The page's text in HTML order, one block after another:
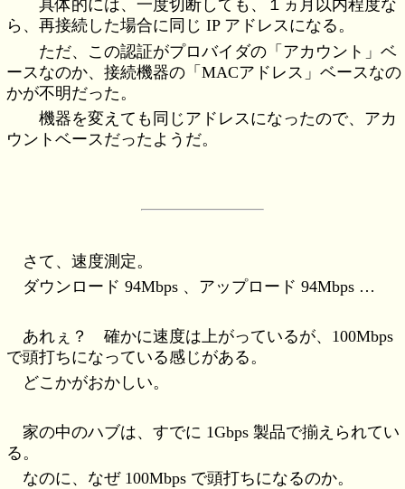
具体的には、一度切断しても、１ヵ月以内程度な
ら、再接続した場合に同じ IP アドレスになる。
ただ、この認証がプロバイダの「アカウント」ベ
ースなのか、接続機器の「MACアドレス」ベースなの
かが不明だった。
機器を変えても同じアドレスになったので、アカ
ウントベースだったようだ。
さて、速度測定。
ダウンロード 94Mbps 、アップロード 94Mbps …
あれぇ？ 確かに速度は上がっているが、100Mbps
で頭打ちになっている感じがある。
どこかがおかしい。
家の中のハブは、すでに 1Gbps 製品で揃えられてい
る。
なのに、なぜ 100Mbps で頭打ちになるのか。